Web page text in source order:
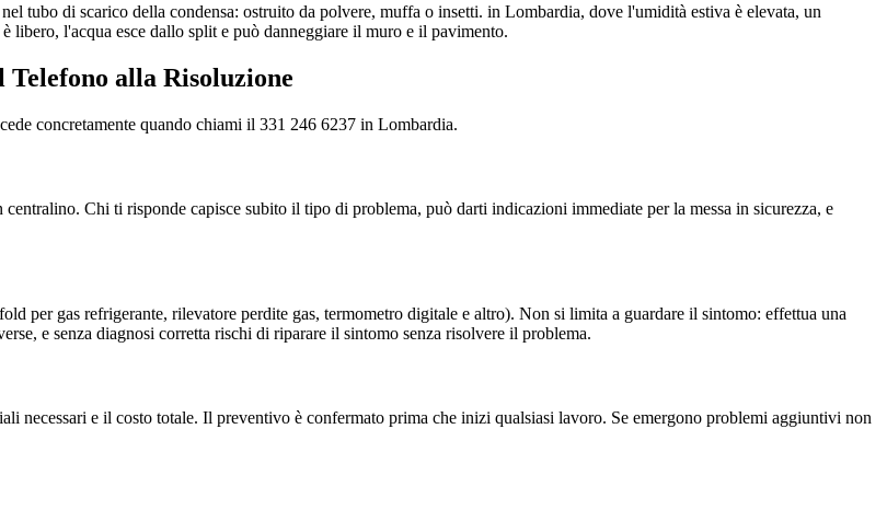
tubo di scarico della condensa: ostruito da polvere, muffa o insetti. in Lombardia, dove l'umidità estiva è elevata, un
l'acqua esce dallo split e può danneggiare il muro e il pavimento.
alla Risoluzione
concretamente quando chiami il 331 246 6237 in Lombardia.
Chi ti risponde capisce subito il tipo di problema, può darti indicazioni immediate per la messa in sicurezza, e
per gas refrigerante, rilevatore perdite gas, termometro digitale e altro). Non si limita a guardare il sintomo: effettua una
e senza diagnosi corretta rischi di riparare il sintomo senza risolvere il problema.
necessari e il costo totale. Il preventivo è confermato prima che inizi qualsiasi lavoro. Se emergono problemi aggiuntivi non